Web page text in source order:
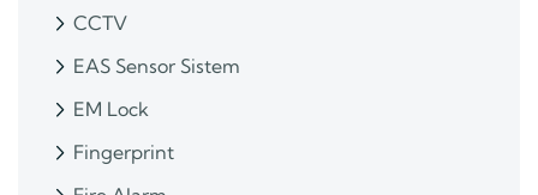
CCTV
EAS Sensor Sistem
EM Lock
Fingerprint